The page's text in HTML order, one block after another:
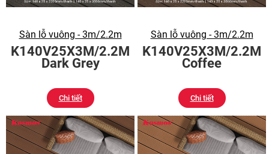
Sàn lỗ vuông - 3m/2.2m
K140V25X3M/2.2M
Dark Grey
Chi tiết
Sàn lỗ vuông - 3m/2.2m
K140V25X3M/2.2M
Coffee
Chi tiết